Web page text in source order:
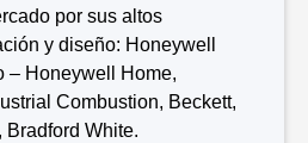
por sus altos
y diseño: Honeywell
– Honeywell Home,
Combustion, Beckett,
Bradford White.